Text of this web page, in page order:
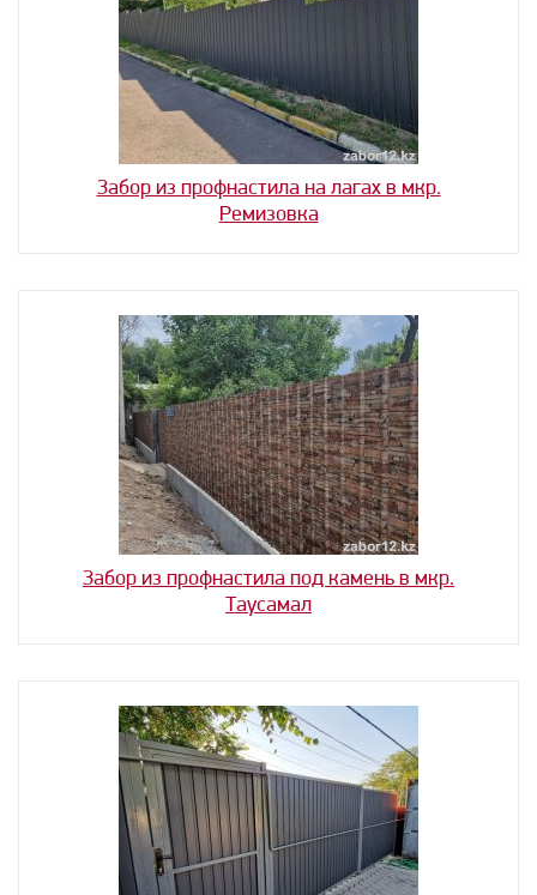
Забор из профнастила на лагах в мкр.
Ремизовка
Забор из профнастила под камень в мкр.
Таусамал